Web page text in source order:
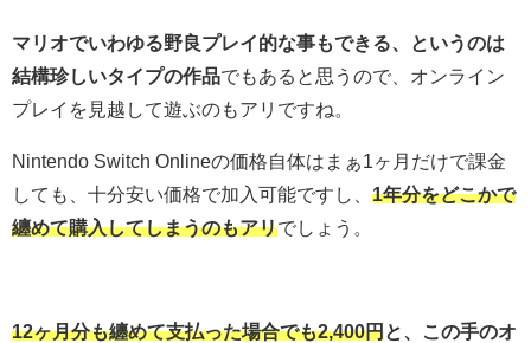
マリオでいわゆる野良プレイ的な事もできる、というのは
結構珍しいタイプの作品でもあると思うので、オンライン
プレイを見越して遊ぶのもアリですね。
Nintendo Switch Onlineの価格自体はまぁ1ヶ月だけで課金
しても、十分安い価格で加入可能ですし、 1年分をどこかで
纏めて購入してしまうのもアリでしょう。
12ヶ月分も纏めて支払った場合でも2,400円と、この手のオ